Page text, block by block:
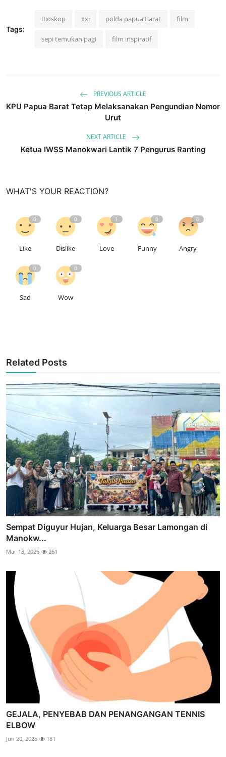
Tags:
Bioskop xxi polda papua Barat film
sepi temukan pagi film inspiratif
PREVIOUS ARTICLE
KPU Papua Barat Tetap Melaksanakan Pengundian Nomor
Urut
NEXT ARTICLE
Ketua IWSS Manokwari Lantik 7 Pengurus Ranting
WHAT'S YOUR REACTION?
0
Like
0
Dislike
1
Love
0
Funny
0
Angry
0
Sad
0
Wow
Related Posts
Sempat Diguyur Hujan, Keluarga Besar Lamongan di
Manokw...
Mar 13, 2026 261
GEJALA, PENYEBAB DAN PENANGANGAN TENNIS
ELBOW
Jun 20, 2025 181